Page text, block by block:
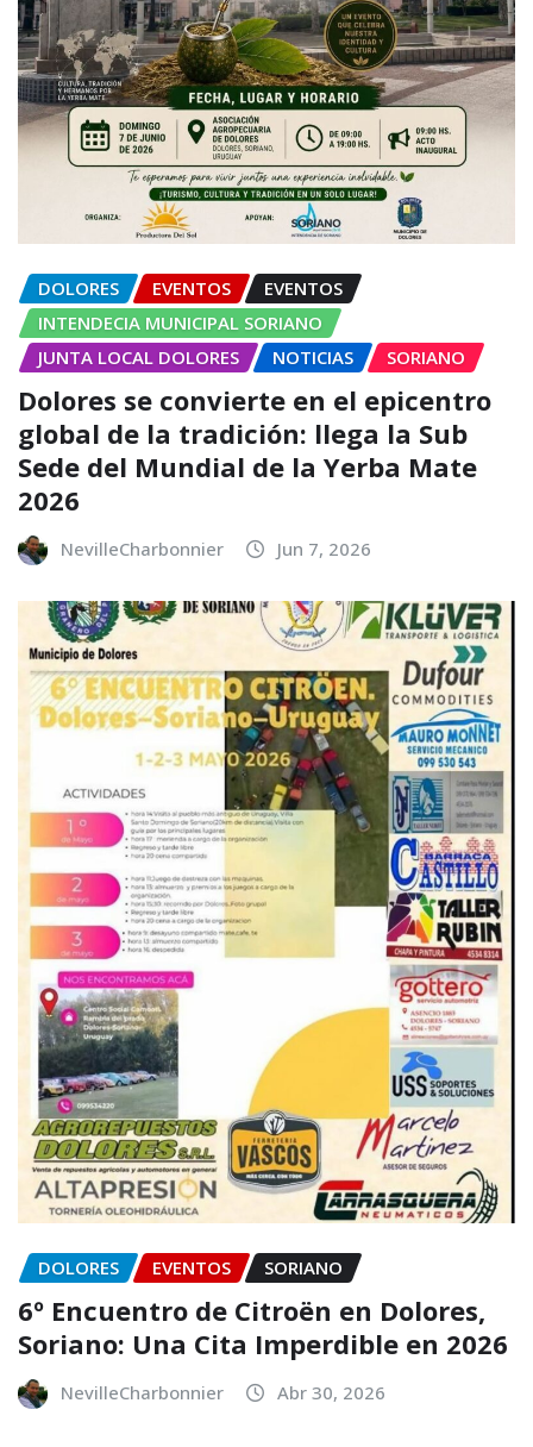
DOLORES EVENTOS
EVENTOS
INTENDECIA MUNICIPAL SORIANO
JUNTA LOCAL DOLORES
NOTICIAS SORIANO
Dolores se convierte en el epicentro
global de la tradición: llega la Sub
Sede del Mundial de la Yerba Mate
2026
NevilleCharbonnier Jun 7, 2026
DOLORES EVENTOS SORIANO
6º Encuentro de Citroën en Dolores,
Soriano: Una Cita Imperdible en 2026
NevilleCharbonnier Abr 30, 2026